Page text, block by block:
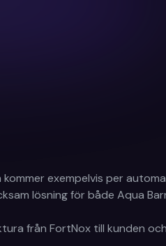
exempelvis per
lösning för både Aqua
från FortNox till kunden